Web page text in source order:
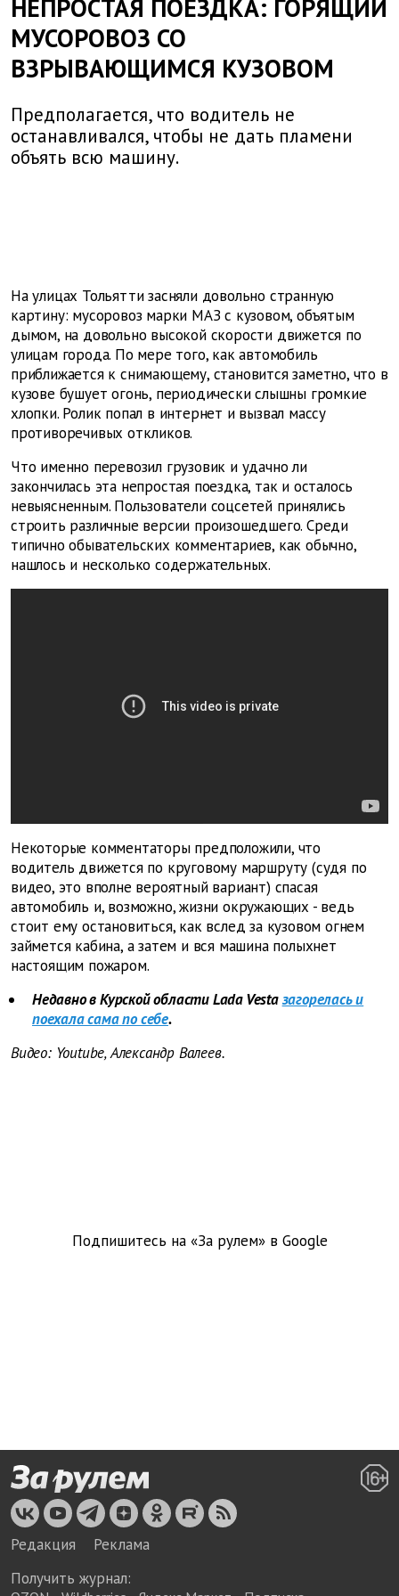
НЕПРОСТАЯ ПОЕЗДКА: ГОРЯЩИЙ
МУСОРОВОЗ СО
ВЗРЫВАЮЩИМСЯ КУЗОВОМ
Предполагается, что водитель не
останавливался, чтобы не дать пламени
объять всю машину.
На улицах Тольятти засняли довольно странную
картину: мусоровоз марки МАЗ с кузовом, объятым
дымом, на довольно высокой скорости движется по
улицам города. По мере того, как автомобиль
приближается к снимающему, становится заметно, что в
кузове бушует огонь, периодически слышны громкие
хлопки. Ролик попал в интернет и вызвал массу
противоречивых откликов.
Что именно перевозил грузовик и удачно ли
закончилась эта непростая поездка, так и осталось
невыясненным. Пользователи соцсетей принялись
строить различные версии произошедшего. Среди
типично обывательских комментариев, как обычно,
нашлось и несколько содержательных.
Некоторые комментаторы предположили, что
водитель движется по круговому маршруту (судя по
видео, это вполне вероятный вариант) спасая
автомобиль и, возможно, жизни окружающих - ведь
стоит ему остановиться, как вслед за кузовом огнем
займется кабина, а затем и вся машина полыхнет
настоящим пожаром.
Недавно в Курской области Lada Vestaзагорелась и
поехала сама по себе.
Видео: Youtube, Александр Валеев.
Подпишитесь на «За рулем» в Google
Редакция
Реклама
Получить журнал: